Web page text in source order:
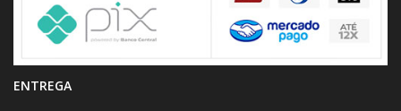
ENTREGA